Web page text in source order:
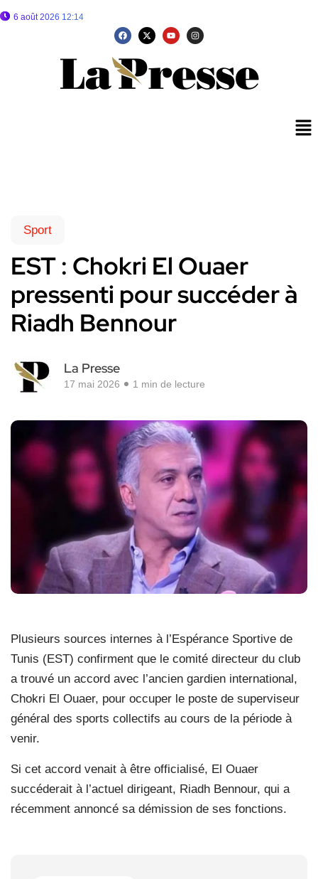
6 août 2026 12:14
Sport
EST : Chokri El Ouaer
pressenti pour succéder à
Riadh Bennour
La Presse
17 mai 2026 1 min de lecture
Plusieurs sources internes à l’Espérance Sportive de
Tunis (EST) confirment que le comité directeur du club
a trouvé un accord avec l’ancien gardien international,
Chokri El Ouaer, pour occuper le poste de superviseur
général des sports collectifs au cours de la période à
venir.
Si cet accord venait à être officialisé, El Ouaer
succéderait à l’actuel dirigeant, Riadh Bennour, qui a
récemment annoncé sa démission de ses fonctions.